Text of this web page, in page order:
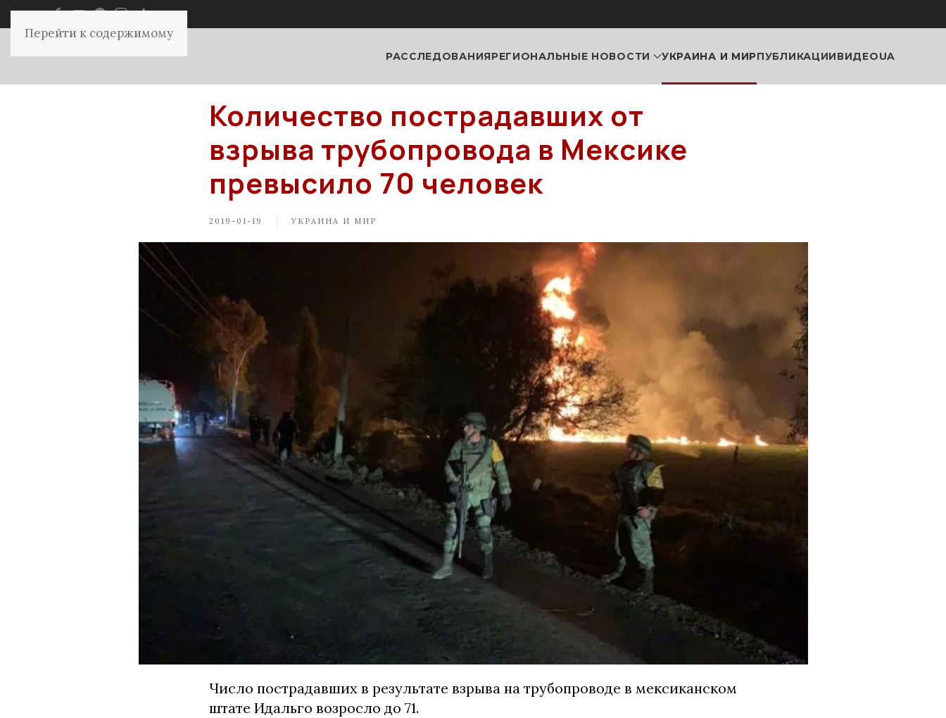
Перейти к содержимому
РАССЛЕДОВАНИЯРЕГИОНАЛЬНЫЕ НОВОСТИ УКРАИНА И МИРПУБЛИКАЦИИВИДЕОUA
Количество пострадавших от
взрыва трубопровода в Мексике
превысило 70 человек
2019-01-19 УКРАИНА И МИР
Число пострадавших в результате взрыва на трубопроводе в мексиканском
штате Идальго возросло до 71.